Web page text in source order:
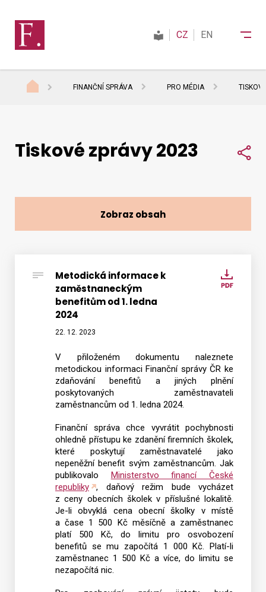
Daně
Kontakty
Vyhledat na webu
CZ EN
FINANČNÍ SPRÁVA PRO MÉDIA
Metodická informace k
zaměstnaneckým
benefitům od 1. ledna
2024
22. 12. 2023
ledna
2024
V přiloženém dokumentu naleznete
metodickou informaci Finanční správy ČR ke
zdaňování benefitů a jiných plnění
poskytovaných zaměstnavateli
zaměstnancům od 1. ledna 2024.
Finanční správa chce vyvrátit pochybnosti
ohledně přístupu ke zdanění firemních školek,
které poskytují zaměstnavatelé jako
nepeněžní benefit svým zaměstnancům. Jak
publikovalo Ministerstvo financí České
republiky
, daňový režim bude vycházet
z ceny obecních školek v příslušné lokalitě.
Je-li obvyklá cena obecní školky v místě
a čase 1 500 Kč měsíčně a zaměstnanec
platí 500 Kč, do limitu pro osvobození
benefitů se mu započítá 1 000 Kč. Platí-li
zaměstnanec 1 500 Kč a více, do limitu se
nezapočítá nic.
Tiskové zprávy 2023
Zobraz obsah